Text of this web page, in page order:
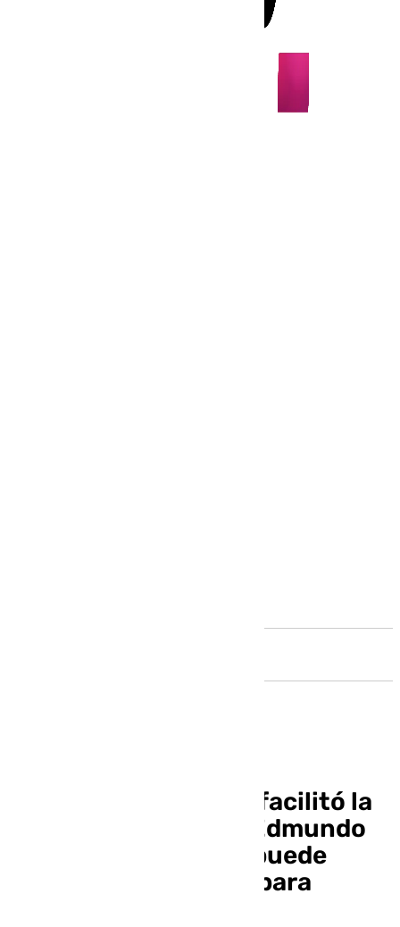
Zapatero afirma que facilitó la
llegada a España de Edmundo
González y cree que puede
buscar una solución para